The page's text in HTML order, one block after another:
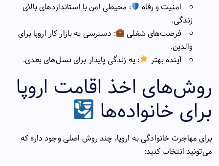
امنیت و رفاه
: محیطی امن با استانداردهای بالای
زندگی.
فرصت‌های شغلی
: دسترسی به بازار کار اروپا برای
والدین.
آینده بهتر
: یه زندگی پایدار برای نسل‌های بعدی.
روش‌های اخذ اقامت اروپا
برای خانواده‌ها
برای مهاجرت خانوادگی به اروپا، چند روش اصلی وجود داره که
می‌تونید انتخاب کنید: